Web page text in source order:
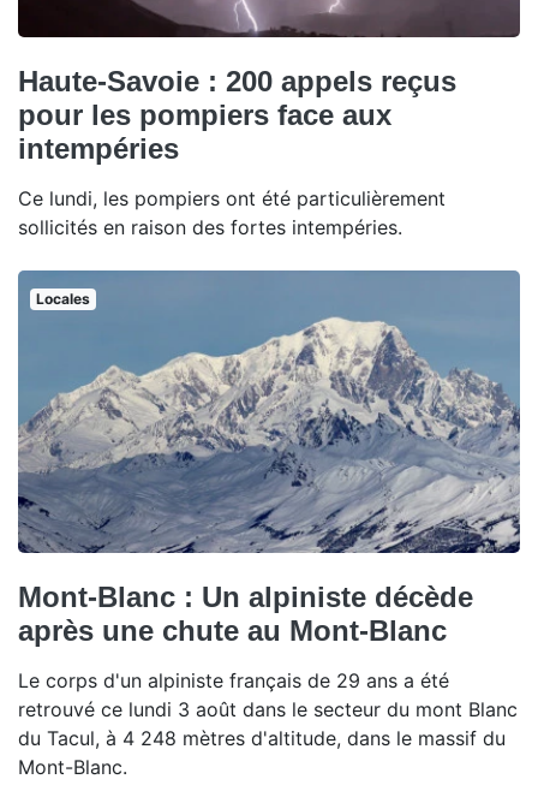
Haute-Savoie : 200 appels reçus
pour les pompiers face aux
intempéries
Ce lundi, les pompiers ont été particulièrement
sollicités en raison des fortes intempéries.
Locales
Mont-Blanc : Un alpiniste décède
après une chute au Mont-Blanc
Le corps d'un alpiniste français de 29 ans a été
retrouvé ce lundi 3 août dans le secteur du mont Blanc
du Tacul, à 4 248 mètres d'altitude, dans le massif du
Mont-Blanc.